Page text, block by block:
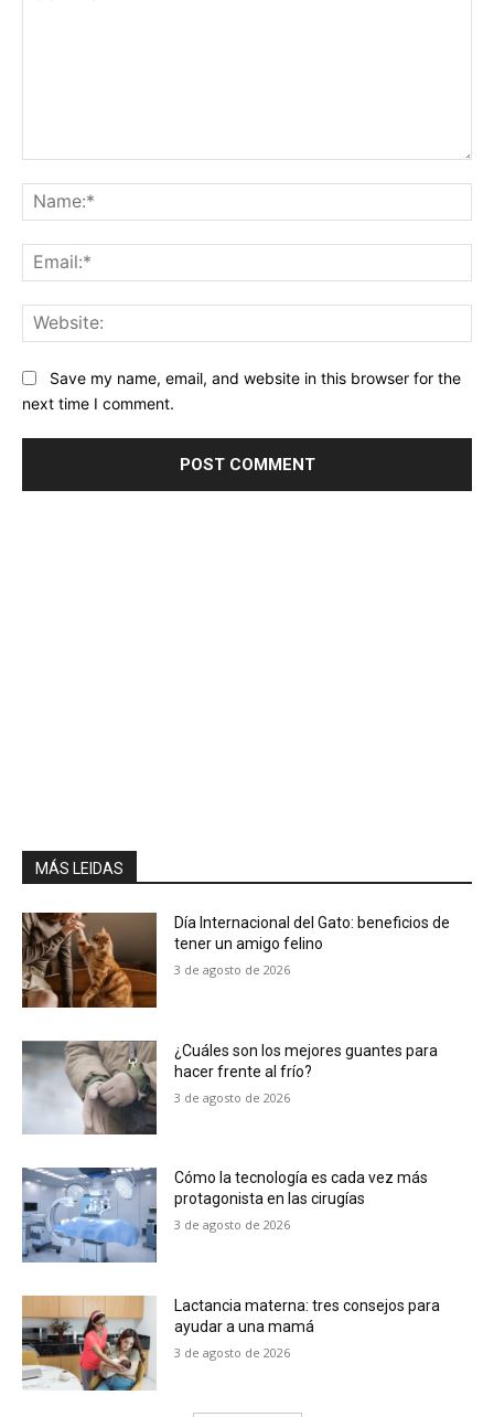
Save my name, email, and website in this browser for the
next time I comment.
MÁS LEIDAS
Día Internacional del Gato: beneficios de
tener un amigo felino
3 de agosto de 2026
¿Cuáles son los mejores guantes para
hacer frente al frío?
3 de agosto de 2026
Cómo la tecnología es cada vez más
protagonista en las cirugías
3 de agosto de 2026
Lactancia materna: tres consejos para
ayudar a una mamá
3 de agosto de 2026